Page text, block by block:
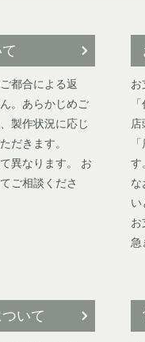
都合による返
。あらかじめご
製作状況に応じ
だきます。
異なります。 お
ご相談くださ
お
す
な
い
お
急
いて